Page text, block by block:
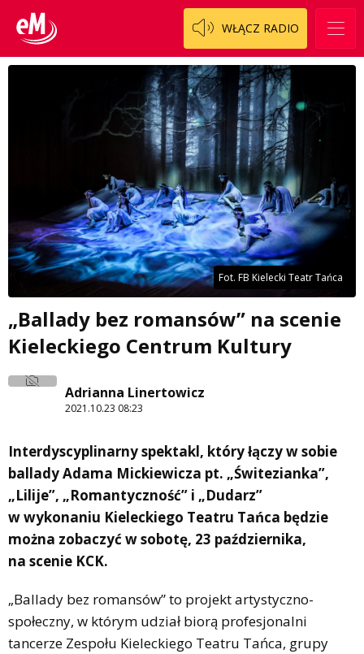
WŁĄCZ RADIO
Fot. FB Kielecki Teatr Tańca
„Ballady bez romansów” na scenie
Kieleckiego Centrum Kultury
Adrianna Linertowicz
2021.10.23 08:23
Interdyscyplinarny spektakl, który łączy w sobie
ballady Adama Mickiewicza pt. „Świtezianka”,
„Lilije”, „Romantyczność” i „Dudarz”
w wykonaniu Kieleckiego Teatru Tańca będzie
można zobaczyć w sobotę, 23 października,
na scenie KCK.
„Ballady bez romansów” to projekt artystyczno-
społeczny, w którym udział biorą profesjonalni
tancerze Zespołu Kieleckiego Teatru Tańca, grupy